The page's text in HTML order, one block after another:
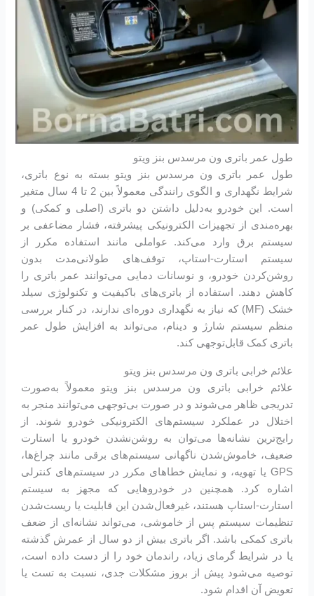
طول عمر باتری ون مرسدس بنز ویتو
طول عمر باتری ون مرسدس بنز ویتو بسته به نوع باتری،
شرایط نگهداری و الگوی رانندگی معمولاً بین 2 تا 4 سال متغیر
است. این خودرو به‌دلیل داشتن دو باتری (اصلی و کمکی) و
بهره‌مندی از تجهیزات الکترونیکی پیشرفته، فشار مضاعفی بر
سیستم برق وارد می‌کند. عواملی مانند استفاده مکرر از
سیستم استارت-استاپ، توقف‌های طولانی‌مدت بدون
روشن‌کردن خودرو، و نوسانات دمایی می‌توانند عمر باتری را
کاهش دهند. استفاده از باتری‌های باکیفیت و تکنولوژی سیلد
خشک (MF) که نیاز به نگهداری دوره‌ای ندارند، در کنار بررسی
منظم سیستم شارژ و دینام، می‌تواند به افزایش طول عمر
باتری کمک قابل‌توجهی کند.
علائم خرابی باتری ون مرسدس بنز ویتو
علائم خرابی باتری ون مرسدس بنز ویتو معمولاً به‌صورت
تدریجی ظاهر می‌شوند و در صورت بی‌توجهی می‌توانند منجر به
اختلال در عملکرد سیستم‌های الکترونیکی خودرو شوند. از
رایج‌ترین نشانه‌ها می‌توان به روشن‌نشدن خودرو یا استارت
ضعیف، خاموش‌شدن ناگهانی سیستم‌های برقی مانند چراغ‌ها،
GPS یا تهویه، و نمایش خطاهای مکرر در سیستم‌های کنترلی
اشاره کرد. همچنین در خودروهایی که مجهز به سیستم
استارت-استاپ هستند، غیرفعال‌شدن این قابلیت یا ریست‌شدن
تنظیمات سیستم پس از خاموشی، می‌تواند نشانه‌ای از ضعف
باتری کمکی باشد. اگر باتری بیش از دو سال از عمرش گذشته
یا در شرایط گرمای زیاد، راندمان خود را از دست داده است،
توصیه می‌شود پیش از بروز مشکلات جدی، نسبت به تست یا
تعویض آن اقدام شود.